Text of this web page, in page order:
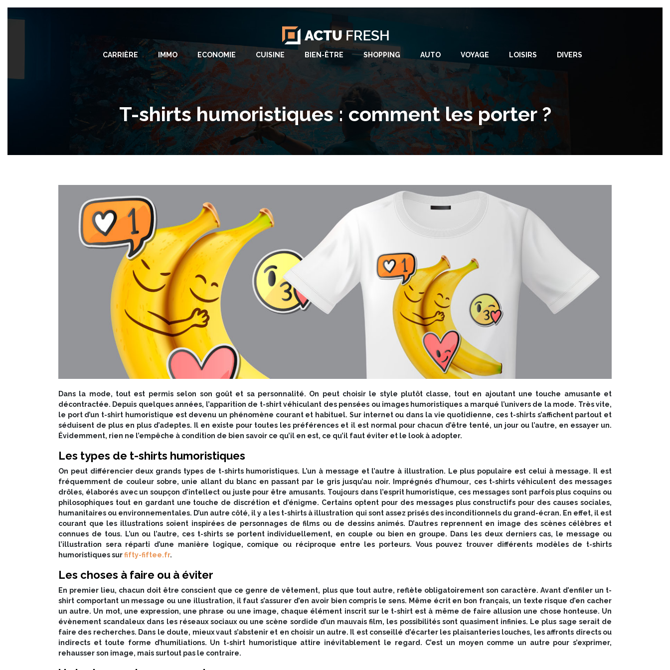
CARRIÈRE IMMO ECONOMIE CUISINE BIEN-ÊTRE SHOPPING AUTO VOYAGE LOISIRS DIVERS
T-shirts humoristiques : comment les porter ?
Dans la mode, tout est permis selon son goût et sa personnalité. On peut choisir le style plutôt classe, tout en ajoutant une touche amusante et
décontractée. Depuis quelques années, l’apparition de t-shirt véhiculant des pensées ou images humoristiques a marqué l’univers de la mode. Très vite,
le port d’un t-shirt humoristique est devenu un phénomène courant et habituel. Sur internet ou dans la vie quotidienne, ces t-shirts s’affichent partout et
séduisent de plus en plus d’adeptes. Il en existe pour toutes les préférences et il est normal pour chacun d’être tenté, un jour ou l’autre, en essayer un.
Évidemment, rien ne l’empêche à condition de bien savoir ce qu’il en est, ce qu’il faut éviter et le look à adopter.
Les types de t-shirts humoristiques
On peut différencier deux grands types de t-shirts humoristiques. L’un à message et l’autre à illustration. Le plus populaire est celui à message. Il est
fréquemment de couleur sobre, unie allant du blanc en passant par le gris jusqu’au noir. Imprégnés d’ humour, ces t-shirts véhiculent des messages
drôles, élaborés avec un soupçon d’intellect ou juste pour être amusants. Toujours dans l’esprit humoristique, ces messages sont parfois plus coquins ou
philosophiques tout en gardant une touche de discrétion et d’énigme. Certains optent pour des messages plus constructifs pour des causes sociales,
humanitaires ou environnementales. D’un autre côté, il y a les t-shirts à illustration qui sont assez prisés des inconditionnels du grand-écran. En effet, il est
courant que les illustrations soient inspirées de personnages de films ou de dessins animés. D’autres reprennent en image des scènes célèbres et
connues de tous. L’un ou l’autre, ces t-shirts se portent individuellement, en couple ou bien en groupe. Dans les deux derniers cas, le message ou
l’illustration sera réparti d’une manière logique, comique ou réciproque entre les porteurs. Vous pouvez trouver différents modèles de t-shirts
humoristiques surfifty-fiftee.fr.
Les choses à faire ou à éviter
En premier lieu, chacun doit être conscient que ce genre de vêtement, plus que tout autre, reflète obligatoirement son caractère. Avant d’enfiler un t-
shirt comportant un message ou une illustration, il faut s’assurer d’en avoir bien compris le sens. Même écrit en bon français, un texte risque d’en cacher
un autre. Un mot, une expression, une phrase ou une image, chaque élément inscrit sur le t-shirt est à même de faire allusion une chose honteuse. Un
évènement scandaleux dans les réseaux sociaux ou une scène sordide d’un mauvais film, les possibilités sont quasiment infinies. Le plus sage serait de
faire des recherches. Dans le doute, mieux vaut s’abstenir et en choisir un autre. Il est conseillé d’écarter les plaisanteries louches, les affronts directs ou
indirects et toute forme d’humiliations. Un t-shirt humoristique attire inévitablement le regard. C’est un moyen comme un autre pour s’exprimer,
rehausser son image, mais surtout pas le contraire.